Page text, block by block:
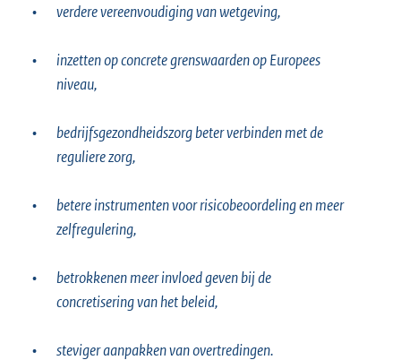
• verdere vereenvoudiging van wetgeving,
•
inzetten op concrete grenswaarden op Europees
niveau,
•
bedrijfsgezondheidszorg beter verbinden met de
reguliere zorg,
•
betere instrumenten voor risicobeoordeling en meer
zelfregulering,
•
betrokkenen meer invloed geven bij de
concretisering van het beleid,
• steviger aanpakken van overtredingen.